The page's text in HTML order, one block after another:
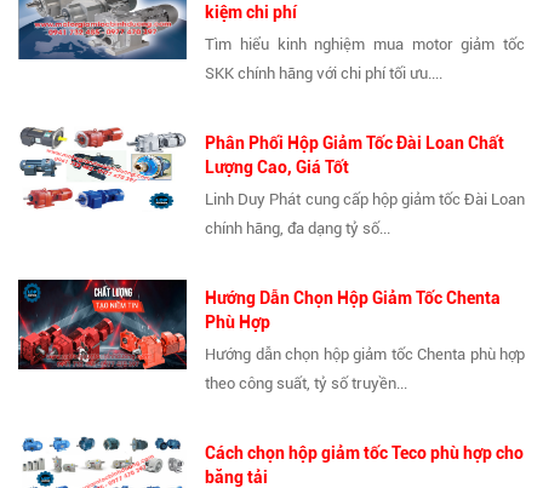
kiệm chi phí
Tìm hiểu kinh nghiệm mua motor giảm tốc
SKK chính hãng với chi phí tối ưu....
Phân Phối Hộp Giảm Tốc Đài Loan Chất
Lượng Cao, Giá Tốt
Linh Duy Phát cung cấp hộp giảm tốc Đài Loan
chính hãng, đa dạng tỷ số...
Hướng Dẫn Chọn Hộp Giảm Tốc Chenta
Phù Hợp
Hướng dẫn chọn hộp giảm tốc Chenta phù hợp
theo công suất, tỷ số truyền...
Cách chọn hộp giảm tốc Teco phù hợp cho
băng tải